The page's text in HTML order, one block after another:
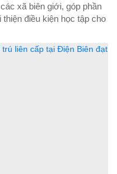
xã biên giới, góp phần
điều kiện học tập cho